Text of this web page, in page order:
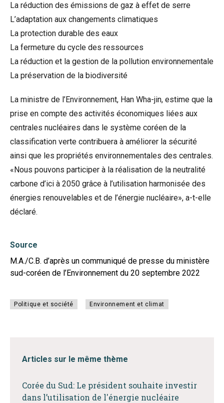
La réduction des émissions de gaz à effet de serre
L’adaptation aux changements climatiques
La protection durable des eaux
La fermeture du cycle des ressources
La réduction et la gestion de la pollution environnementale
La préservation de la biodiversité
La ministre de l’Environnement, Han Wha-jin, estime que la
prise en compte des activités économiques liées aux
centrales nucléaires dans le système coréen de la
classification verte contribuera à améliorer la sécurité
ainsi que les propriétés environnementales des centrales.
«Nous pouvons participer à la réalisation de la neutralité
carbone d’ici à 2050 grâce à l’utilisation harmonisée des
énergies renouvelables et de l’énergie nucléaire», a-t-elle
déclaré.
Source
M.A./C.B. d’après un communiqué de presse du ministère
sud-coréen de l’Environnement du 20 septembre 2022
Politique et société Environnement et climat
Articles sur le même thème
Corée du Sud: Le président souhaite investir
dans l’utilisation de l'énergie nucléaire